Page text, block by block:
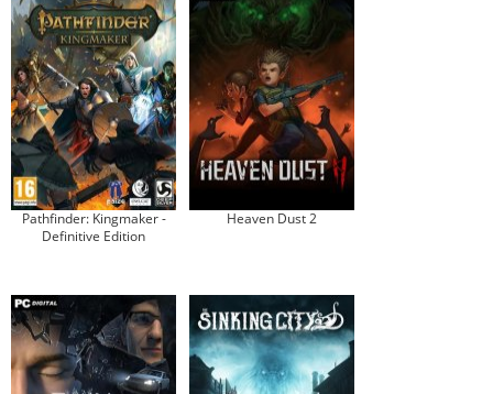
Pathfinder: Kingmaker -
Definitive Edition
Heaven Dust 2